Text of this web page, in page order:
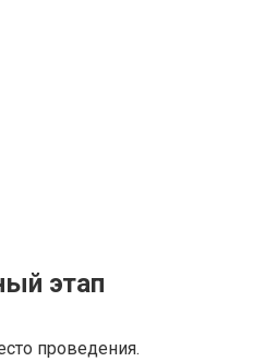
этап
проведения.